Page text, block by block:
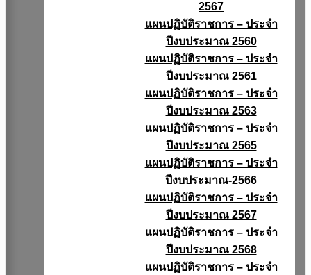
2567
แผนปฏิบัติราชการ – ประจำ
ปีงบประมาณ 2560
แผนปฏิบัติราชการ – ประจำ
ปีงบประมาณ 2561
แผนปฏิบัติราชการ – ประจำ
ปีงบประมาณ 2563
แผนปฏิบัติราชการ – ประจำ
ปีงบประมาณ 2565
แผนปฏิบัติราชการ – ประจำ
ปีงบประมาณ-2566
แผนปฏิบัติราชการ – ประจำ
ปีงบประมาณ 2567
แผนปฏิบัติราชการ – ประจำ
ปีงบประมาณ 2568
แผนปฏิบัติราชการ – ประจำ